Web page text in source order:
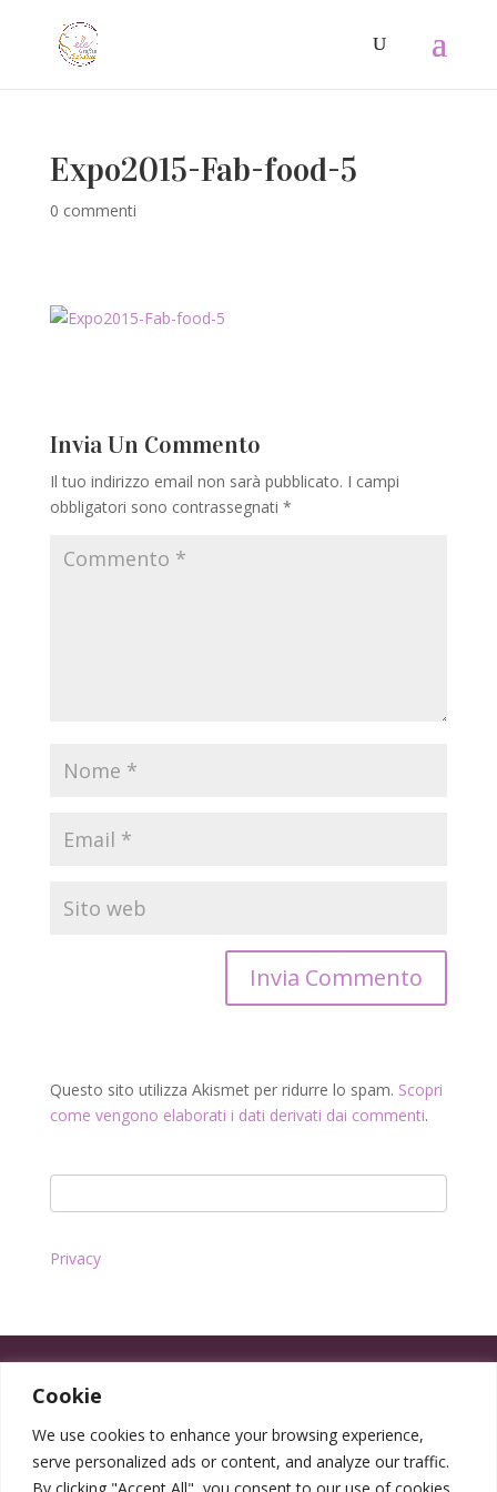
Cookie
We use cookies to enhance your browsing experience,
serve personalized ads or content, and analyze our traffic.
By clicking "Accept All", you consent to our use of cookies.
Expo2015-Fab-food-5
0 commenti
Invia Un Commento
Il tuo indirizzo email non sarà pubblicato. I campi
obbligatori sono contrassegnati *
Questo sito utilizza Akismet per ridurre lo spam. Scopri
come vengono elaborati i dati derivati dai commenti.
Privacy